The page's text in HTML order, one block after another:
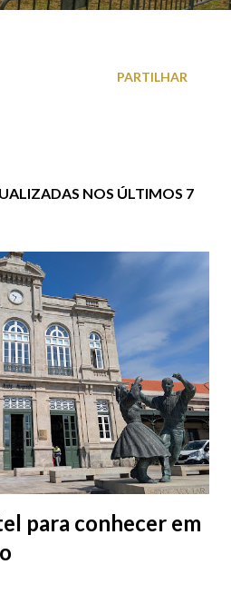
PARTILHAR
NOS ÚLTIMOS 7
para conhecer em